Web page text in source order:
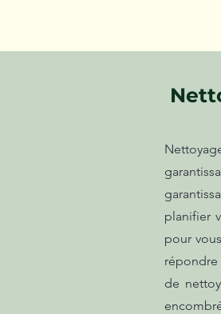
planifier
pour
répondre
de